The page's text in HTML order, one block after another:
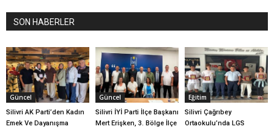
SON HABERLER
Güncel
Silivri AK Parti’den Kadın
Emek Ve Dayanışma
Güncel
Silivri İYİ Parti İlçe Başkanı
Mert Erişken, 3. Bölge İlçe
Eğitim
Silivri Çağrıbey
Ortaokulu’nda LGS